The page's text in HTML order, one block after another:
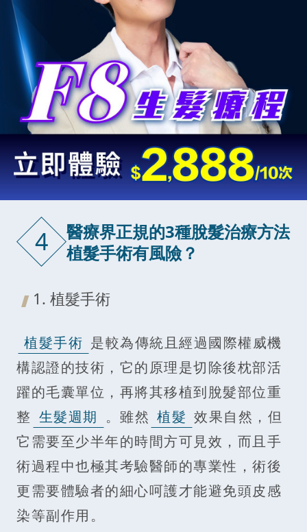
4
醫療界正規的3種脫髮治療方法
植髮手術有風險？
1. 植髮手術
植髮手術 是較為傳統且經過國際權威機
構認證的技術，它的原理是切除後枕部活
躍的毛囊單位，再將其移植到脫髮部位重
整 生髮週期 。雖然 植髮 效果自然，但
它需要至少半年的時間方可見效，而且手
術過程中也極其考驗醫師的專業性，術後
更需要體驗者的細心呵護才能避免頭皮感
染等副作用。